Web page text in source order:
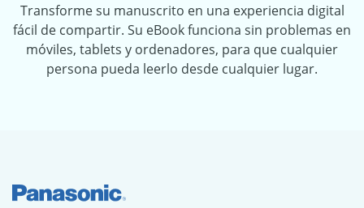
Transforme su manuscrito en una experiencia digital
fácil de compartir. Su eBook funciona sin problemas en
móviles, tablets y ordenadores, para que cualquier
persona pueda leerlo desde cualquier lugar.